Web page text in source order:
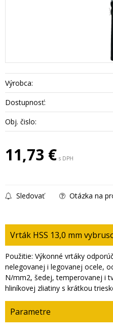
Výrobca:
Dostupnosť:
Obj. čislo:
11,73 € s DPH
Sledovať Otázka na
Vrták HSS 13,0 mm
Použitie: Výkonné vrtáky
nelegovanej i legovanej ocele,
N/mm2, šedej, temperovanej i
hliníkovej zliatiny s krátkou
Parametre